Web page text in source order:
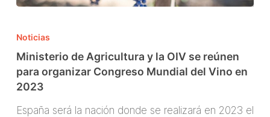
de
Agricultura
y
la
OIV
Noticias
Ministerio de Agricultura y la OIV se reúnen
para organizar Congreso Mundial del Vino en
2023
España será la nación donde se realizará en 2023 el